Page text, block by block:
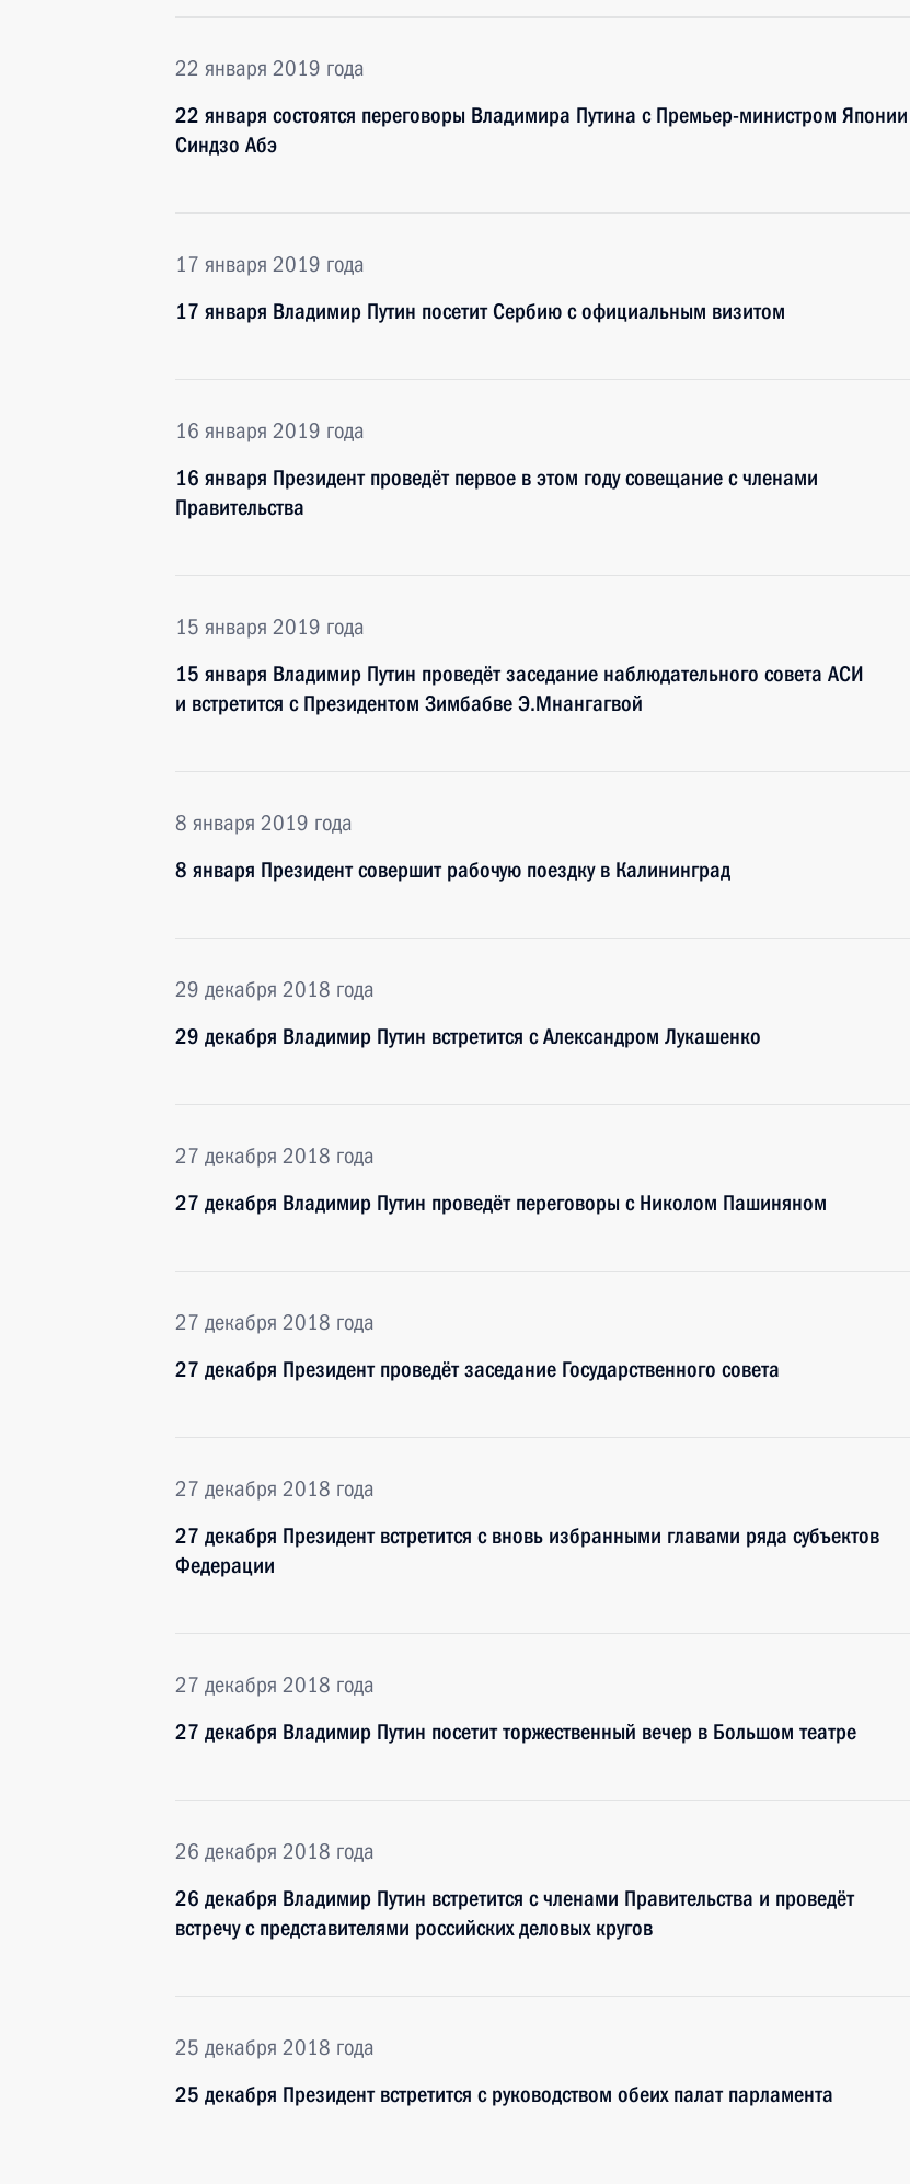
22 января 2019 года
22 января состоятся переговоры Владимира Путина с Премьер-министром Японии
Синдзо Абэ
17 января 2019 года
17 января Владимир Путин посетит Сербию с официальным визитом
16 января 2019 года
16 января Президент проведёт первое в этом году совещание с членами
Правительства
15 января 2019 года
15 января Владимир Путин проведёт заседание наблюдательного совета АСИ
и встретится с Президентом Зимбабве Э.Мнангагвой
8 января 2019 года
8 января Президент совершит рабочую поездку в Калининград
29 декабря 2018 года
29 декабря Владимир Путин встретится с Александром Лукашенко
27 декабря 2018 года
27 декабря Владимир Путин проведёт переговоры с Николом Пашиняном
27 декабря 2018 года
27 декабря Президент проведёт заседание Государственного совета
27 декабря 2018 года
27 декабря Президент встретится с вновь избранными главами ряда субъектов
Федерации
27 декабря 2018 года
27 декабря Владимир Путин посетит торжественный вечер в Большом театре
26 декабря 2018 года
26 декабря Владимир Путин встретится с членами Правительства и проведёт
встречу с представителями российских деловых кругов
25 декабря 2018 года
25 декабря Президент встретится с руководством обеих палат парламента